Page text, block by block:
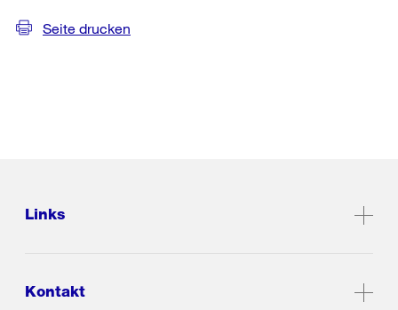
Seite drucken
Links
Kontakt